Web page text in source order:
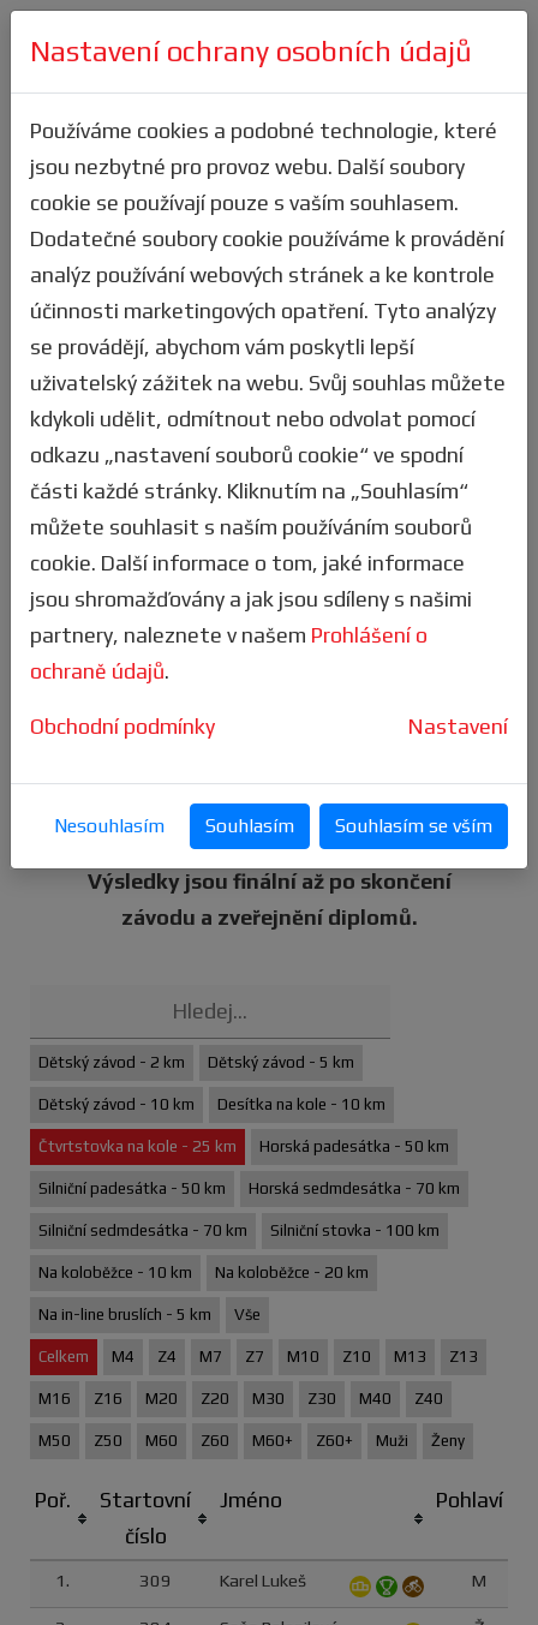
Přihlásit se
Výsledky
Zde velice jednoduše zjistíš, jak jsi
dopadl(a) ty, nebo tví přátelé z týmu.
Stejně tak si můžeš filtrovat statistiky ve
všech kategoriích a podle všech kritérií. K
dispozici máš i textový vyhledávač pro užití
např. pro vyhledávání dle jména či
startovního čísla závodníka. Pokud ve
výsledcích najdeš nějakou nesrovnalost,
napišnáma my to prověříme.
TIP: Vytvoř siuživatelský účeta stáhni si
naši mobilní aplikaci. Získáš takspoustu
výhod, vč. snadnějšího přihlášení.sbírat
odznaky.
Sleduj ty nejlepší výkony v
už při průběhu samotného závodu a jsou
neustále aktualizovány!
Výsledky jsou finální až po skončení
závodu a zveřejnění diplomů.
Dětský závod - 2 km Dětský závod - 5 km
Dětský závod - 10 km Desítka na kole - 10 km
Čtvrtstovka na kole - 25 km Horská padesátka - 50 km
Silniční padesátka - 50 km Horská sedmdesátka - 70 km
Silniční sedmdesátka - 70 km Silniční stovka - 100 km
Na koloběžce - 10 km Na koloběžce - 20 km
Na in-line bruslích - 5 km Vše
Celkem M4 Z4 M7 Z7 M10 Z10 M13 Z13
M16 Z16 M20 Z20 M30 Z30 M40 Z40
M50 Z50 M60 Z60 M60+ Z60+ Muži Ženy
Poř.
Startovní
číslo
Jméno Pohlaví
1. 309 Karel Lukeš M
Nastavení ochrany osobních údajů
Používáme cookies a podobné technologie, které
jsou nezbytné pro provoz webu. Další soubory
cookie se používají pouze s vaším souhlasem.
Dodatečné soubory cookie používáme k provádění
analýz používání webových stránek a ke kontrole
účinnosti marketingových opatření. Tyto analýzy
se provádějí, abychom vám poskytli lepší
uživatelský zážitek na webu. Svůj souhlas můžete
kdykoli udělit, odmítnout nebo odvolat pomocí
odkazu „nastavení souborů cookie“ ve spodní
části každé stránky. Kliknutím na „Souhlasím“
můžete souhlasit s naším používáním souborů
cookie. Další informace o tom, jaké informace
jsou shromažďovány a jak jsou sdíleny s našimi
partnery, naleznete v našem Prohlášení o
ochraně údajů.
Obchodní podmínky Nastavení
Nesouhlasím Souhlasím Souhlasím se vším